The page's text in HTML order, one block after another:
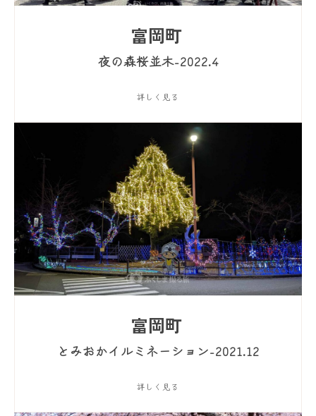
富岡町
夜の森桜並木-2022.4
詳しく見る
富岡町
とみおかイルミネーション-2021.12
詳しく見る